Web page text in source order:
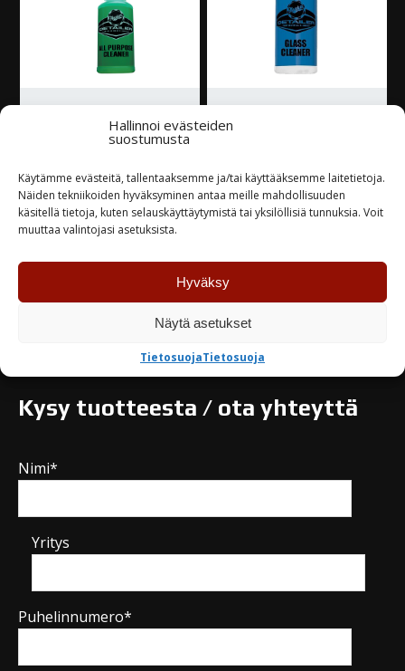
Hallinnoi evästeiden
suostumusta
Käytämme evästeitä, tallentaaksemme ja/tai käyttääksemme laitetietoja.
Näiden tekniikoiden hyväksyminen antaa meille mahdollisuuden
käsitellä tietoja, kuten selauskäyttäytymistä tai yksilöllisiä tunnuksia. Voit
muuttaa valintojasi asetuksista.
Hyväksy
Näytä asetukset
TietosuojaTietosuoja
Detailer All Purpose
15,00€
Varastossa
15,00€
Varastossa
Kysy tuotteesta / ota yhteyttä
Nimi*
Yritys
Puhelinnumero*